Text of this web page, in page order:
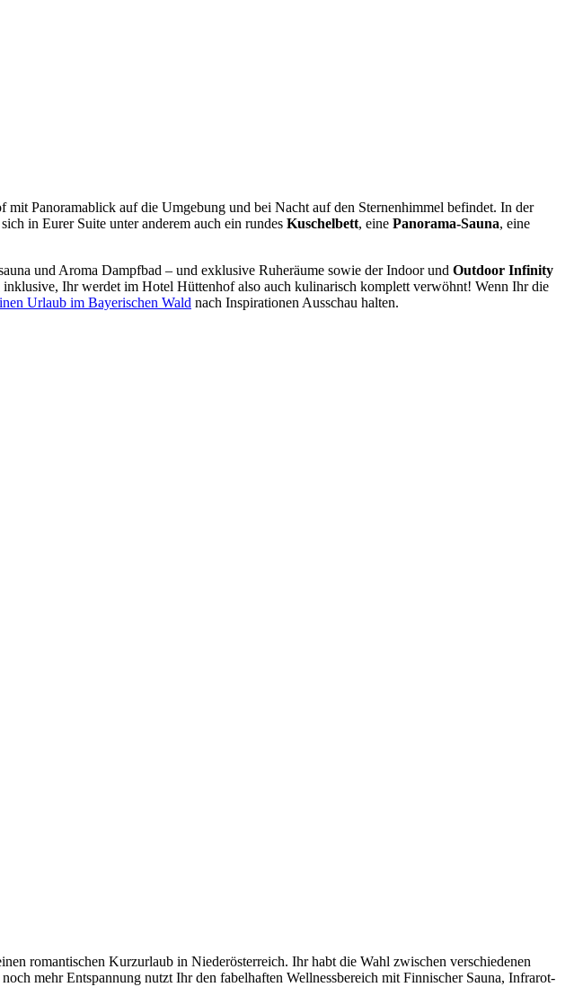
Panoramablick auf die Umgebung und bei Nacht auf den Sternenhimmel befindet. In der
in Eurer Suite unter anderem auch ein rundes Kuschelbett, eine Panorama-Sauna, eine
und Aroma Dampfbad – und exklusive Ruheräume sowie der Indoor und Outdoor Infinity
Ihr werdet im Hotel Hüttenhof also auch kulinarisch komplett verwöhnt! Wenn Ihr die
Urlaub im Bayerischen Wald nach Inspirationen Ausschau halten.
romantischen Kurzurlaub in Niederösterreich. Ihr habt die Wahl zwischen verschiedenen
mehr Entspannung nutzt Ihr den fabelhaften Wellnessbereich mit Finnischer Sauna, Infrarot-